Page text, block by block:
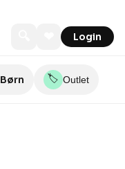
Login
Børn 🏷️ Outlet